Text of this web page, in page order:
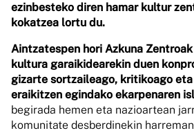
ezinbesteko diren hamar kultur
kokatzea lortu du.
Aintzatespen hori Azkuna
kultura garaikidearekin duen
gizarte sortzaileago, kritikoago
eraikitzen egindako ekarpenaren
begirada hemen eta nazioartean
komunitate desberdinekin